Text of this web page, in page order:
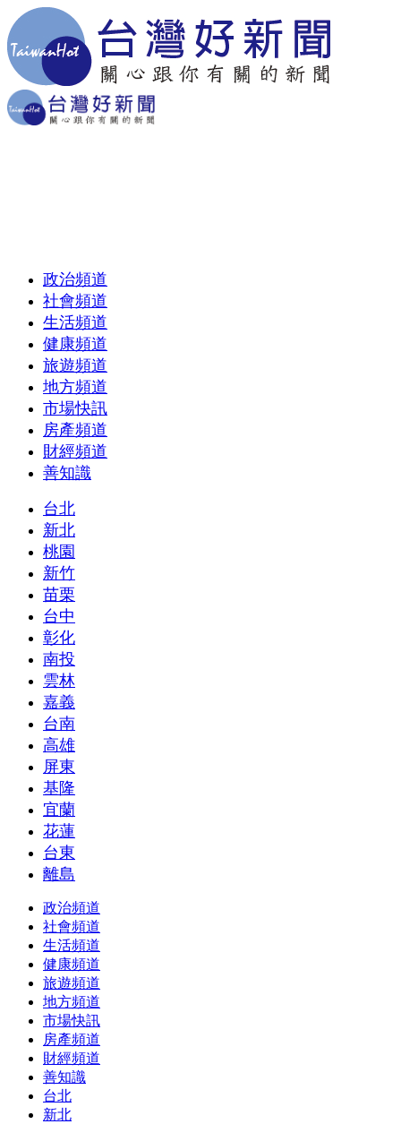
政治頻道
社會頻道
生活頻道
健康頻道
旅遊頻道
地方頻道
市場快訊
房產頻道
財經頻道
善知識
台北
新北
桃園
新竹
苗栗
台中
彰化
南投
雲林
嘉義
台南
高雄
屏東
基隆
宜蘭
花蓮
台東
離島
政治頻道
社會頻道
生活頻道
健康頻道
旅遊頻道
地方頻道
市場快訊
房產頻道
財經頻道
善知識
台北
新北